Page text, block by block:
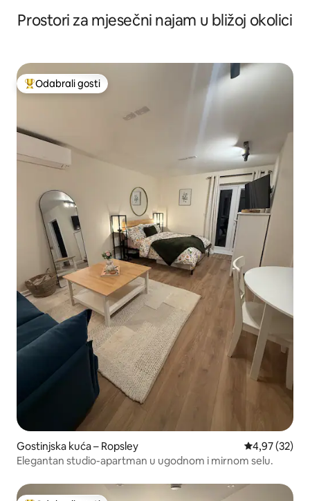
Prostori za mjesečni najam u bližoj okolici
Među najviše rangiranima s oznakom „Odabrali gosti”
Odabrali gosti
Gostinjska kuća – Ropsley Prosječna
4,97 (32)
Elegantan studio-apartman u ugodnom i mirnom selu.